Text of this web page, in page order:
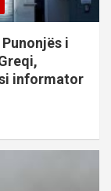
i
informator